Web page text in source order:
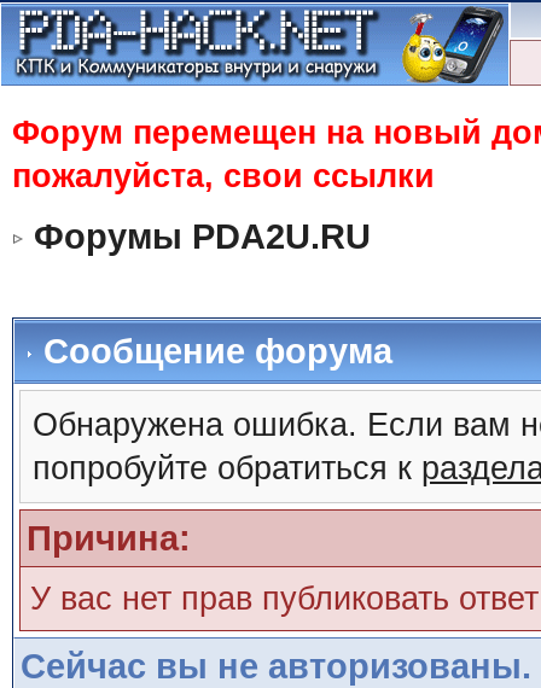
Форум перемещен на новый
пожалуйста, свои ссылки
Форумы PDA2U.RU
Сообщение форума
Обнаружена ошибка. Если вам
попробуйте обратиться к
Причина:
У вас нет прав публиковать
Сейчас вы не авторизованы.